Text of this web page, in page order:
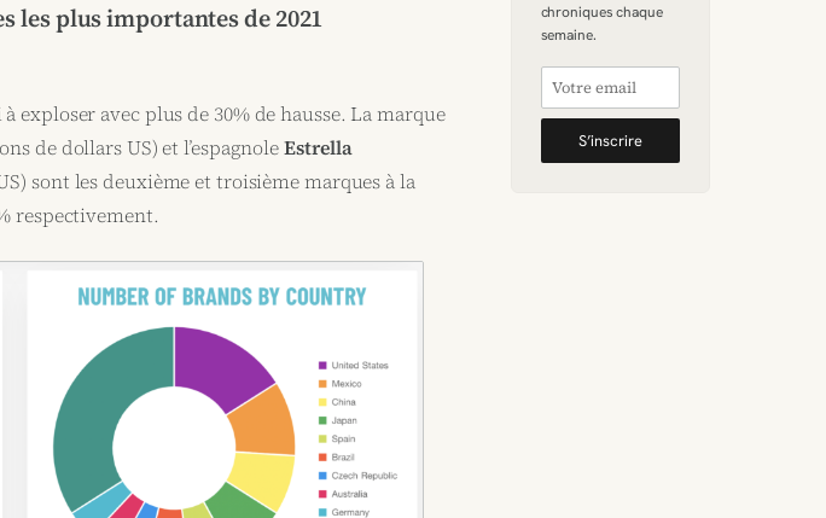
les plus importantes de 2021
exploser avec plus de 30% de hausse. La marque
de dollars US) et l’espagnoleEstrella
sont les deuxième et troisième marques à la
respectivement.
chroniques chaque
semaine.
S’inscrire